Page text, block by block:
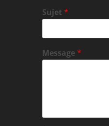
Sujet *
Message*